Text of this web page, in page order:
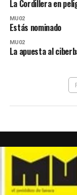
La Cordillera en
MU02
Estás nominado
MU02
La apuesta al